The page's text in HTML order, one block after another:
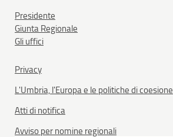
Presidente
Giunta Regionale
Gli uffici
Privacy
L'Umbria, l'Europa e le politiche di coesione
Atti di notifica
Avviso per nomine regionali